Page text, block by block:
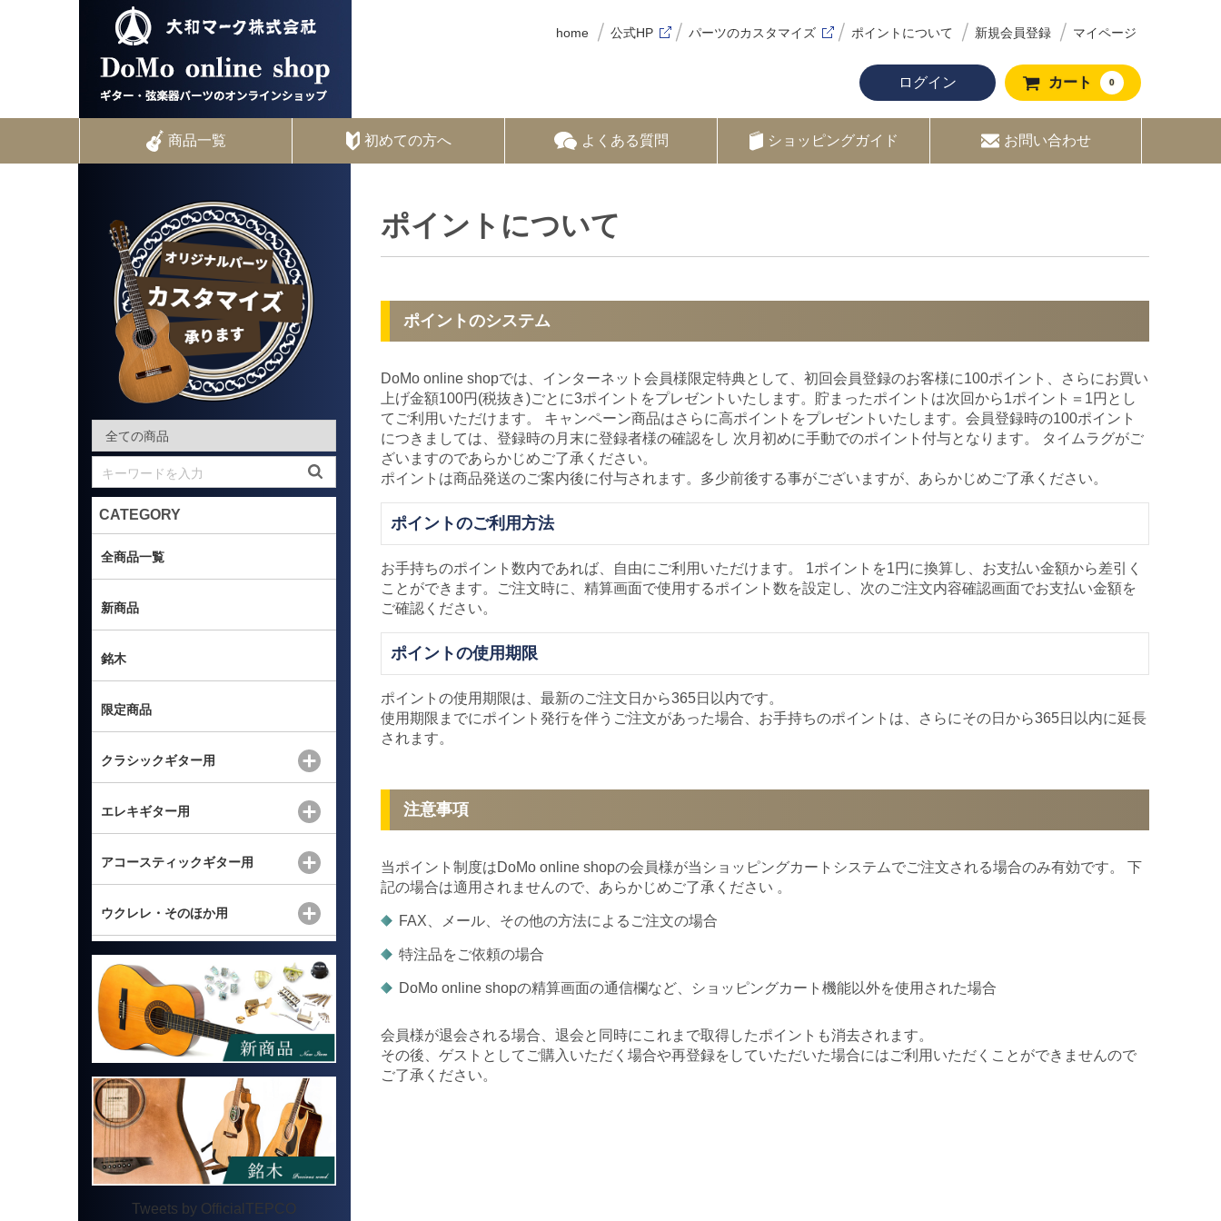
home 公式HP パーツのカスタマイズ ポイントについて 新規会員登録 マイページ
カート 0
ログイン
商品一覧 初めての方へ よくある質問 ショッピングガイド お問い合わせ
ポイントについて
ポイントのシステム
DoMo online shopでは、インターネット会員様限定特典として、初回会員登録のお客様に100ポイント、さらにお買い
上げ金額100円(税抜き)ごとに3ポイントをプレゼントいたします。貯まったポイントは次回から1ポイント＝1円とし
てご利用いただけます。 キャンペーン商品はさらに高ポイントをプレゼントいたします。会員登録時の100ポイント
につきましては、登録時の月末に登録者様の確認をし 次月初めに手動でのポイント付与となります。 タイムラグがご
ざいますのであらかじめご了承ください。
ポイントは商品発送のご案内後に付与されます。多少前後する事がございますが、あらかじめご了承ください。
ポイントのご利用方法
お手持ちのポイント数内であれば、自由にご利用いただけます。 1ポイントを1円に換算し、お支払い金額から差引く
ことができます。ご注文時に、精算画面で使用するポイント数を設定し、次のご注文内容確認画面でお支払い金額を
ご確認ください。
ポイントの使用期限
ポイントの使用期限は、最新のご注文日から365日以内です。
使用期限までにポイント発行を伴うご注文があった場合、お手持ちのポイントは、さらにその日から365日以内に延長
されます。
注意事項
当ポイント制度はDoMo online shopの会員様が当ショッピングカートシステムでご注文される場合のみ有効です。 下
記の場合は適用されませんので、あらかじめご了承ください 。
FAX、メール、その他の方法によるご注文の場合
特注品をご依頼の場合
DoMo online shopの精算画面の通信欄など、ショッピングカート機能以外を使用された場合
会員様が退会される場合、退会と同時にこれまで取得したポイントも消去されます。
その後、ゲストとしてご購入いただく場合や再登録をしていただいた場合にはご利用いただくことができませんので
ご了承ください。
CATEGORY
全商品一覧
新商品
銘木
限定商品
クラシックギター用
エレキギター用
アコースティックギター用
ウクレレ・そのほか用
Tweets by OfficialTEPCO